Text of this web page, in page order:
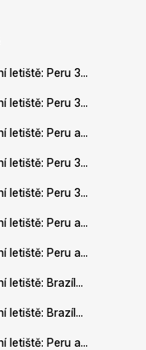
letiště: Peru 3...
letiště: Peru 3...
letiště: Peru a...
letiště: Peru 3...
letiště: Peru 3...
letiště: Peru a...
letiště: Peru a...
letiště: Brazíl...
letiště: Brazíl...
letiště: Peru a...